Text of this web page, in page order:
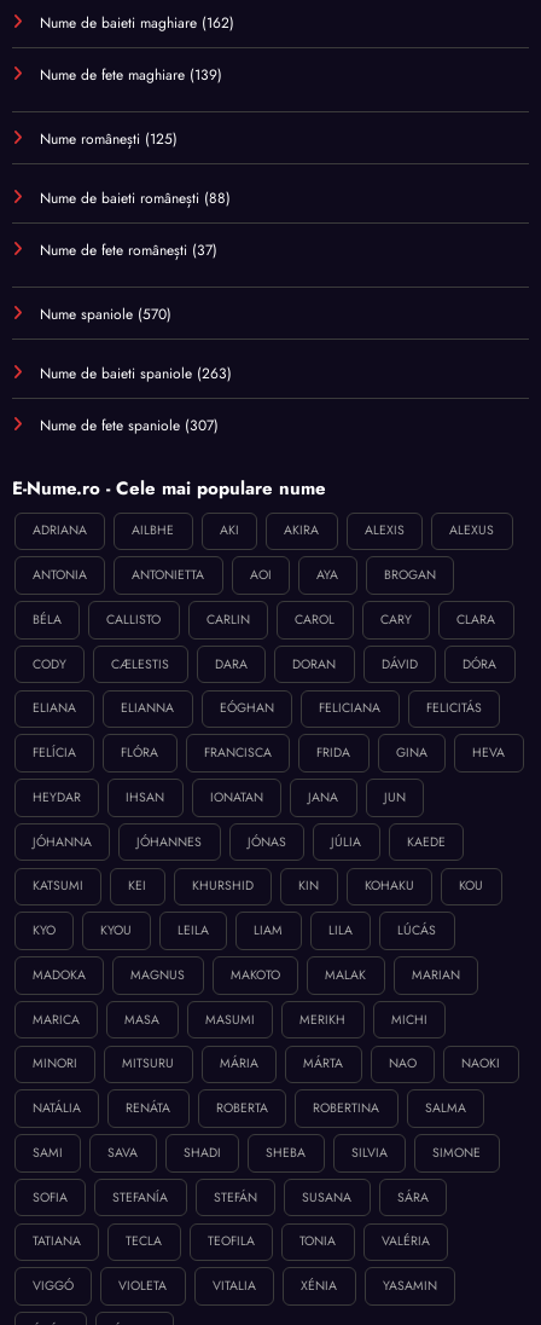
Nume de baieti maghiare (162)
Nume de fete maghiare (139)
Nume românești (125)
Nume de baieti românești (88)
Nume de fete românești (37)
Nume spaniole (570)
Nume de baieti spaniole (263)
Nume de fete spaniole (307)
E-Nume.ro - Cele mai populare nume
ADRIANA AILBHE AKI AKIRA ALEXIS ALEXUS
ANTONIA ANTONIETTA AOI AYA BROGAN
BÉLA CALLISTO CARLIN CAROL CARY CLARA
CODY CÆLESTIS DARA DORAN DÁVID DÓRA
ELIANA ELIANNA EÓGHAN FELICIANA FELICITÁS
FELÍCIA FLÓRA FRANCISCA FRIDA GINA HEVA
HEYDAR IHSAN IONATAN JANA JUN
JÓHANNA JÓHANNES JÓNAS JÚLIA KAEDE
KATSUMI KEI KHURSHID KIN KOHAKU KOU
KYO KYOU LEILA LIAM LILA LÚCÁS
MADOKA MAGNUS MAKOTO MALAK MARIAN
MARICA MASA MASUMI MERIKH MICHI
MINORI MITSURU MÁRIA MÁRTA NAO NAOKI
NATÁLIA RENÁTA ROBERTA ROBERTINA SALMA
SAMI SAVA SHADI SHEBA SILVIA SIMONE
SOFIA STEFANÍA STEFÁN SUSANA SÁRA
TATIANA TECLA TEOFILA TONIA VALÉRIA
VIGGÓ VIOLETA VITALIA XÉNIA YASAMIN